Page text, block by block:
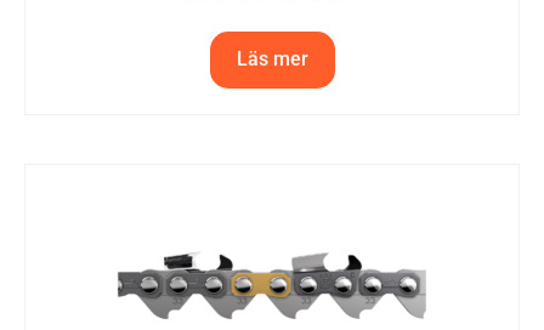
Läs mer